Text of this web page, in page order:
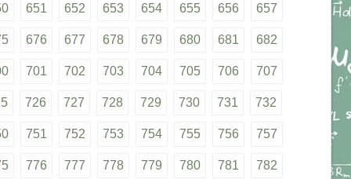
651 652 653 654 655 656 657
676 677 678 679 680 681 682
701 702 703 704 705 706 707
726 727 728 729 730 731 732
751 752 753 754 755 756 757
776 777 778 779 780 781 782